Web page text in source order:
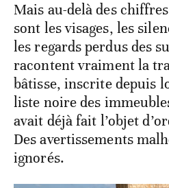
Mais au-delà des
sont les visages, les
les regards perdus des
racontent vraiment la
bâtisse, inscrite depuis
liste noire des
avait déjà fait l’objet
Des avertissements
ignorés.